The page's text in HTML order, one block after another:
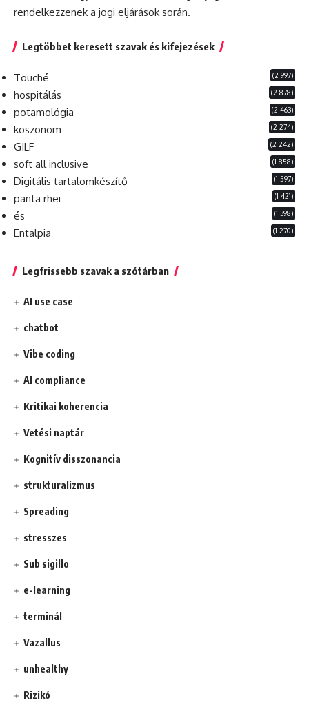
rendelkezzenek a jogi eljárások során.
Legtöbbet keresett szavak és kifejezések
Touché (2 997)
hospitálás (2 878)
potamológia (2 463)
köszönöm (2 274)
GILF (2 242)
soft all inclusive (1 858)
Digitális tartalomkészítő (1 597)
panta rhei (1 421)
és (1 398)
Entalpia (1 270)
Legfrissebb szavak a szótárban
AI use case
chatbot
Vibe coding
AI compliance
Kritikai koherencia
Vetési naptár
Kognitív disszonancia
strukturalizmus
Spreading
stresszes
Sub sigillo
e-learning
terminál
Vazallus
unhealthy
Rizikó